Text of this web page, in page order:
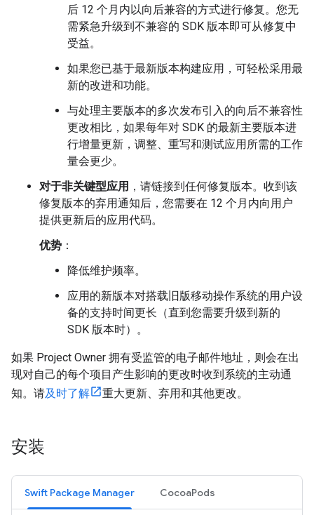
后 12 个月内以向后兼容的方式进行修复。您无
需紧急升级到不兼容的 SDK 版本即可从修复中
受益。
如果您已基于最新版本构建应用，可轻松采用最
新的改进和功能。
与处理主要版本的多次发布引入的向后不兼容性
更改相比，如果每年对 SDK 的最新主要版本进
行增量更新，调整、重写和测试应用所需的工作
量会更少。
对于非关键型应用 ，请链接到任何修复版本。收到该
修复版本的弃用通知后，您需要在 12 个月内向用户
提供更新后的应用代码。
优势 ：
降低维护频率。
应用的新版本对搭载旧版移动操作系统的用户设
备的支持时间更长（直到您需要升级到新的
SDK 版本时）。
如果 Project Owner 拥有受监管的电子邮件地址，则会在出
现对自己的每个项目产生影响的更改时收到系统的主动通
知。请及时了解 重大更新、弃用和其他更改。
安装
Swift Package Manager CocoaPods